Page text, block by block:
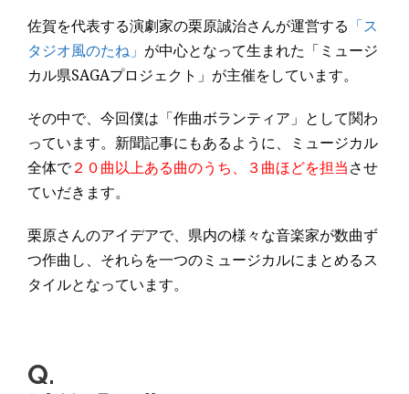
佐賀を代表する演劇家の栗原誠治さんが運営する 「ス
タジオ風のたね」 が中心となって生まれた「ミュージ
カル県SAGAプロジェクト」が主催をしています。
その中で、今回僕は「作曲ボランティア」として関わ
っています。新聞記事にもあるように、ミュージカル
全体で２０曲以上ある曲のうち、３曲ほどを担当させ
ていだきます。
栗原さんのアイデアで、県内の様々な音楽家が数曲ず
つ作曲し、それらを一つのミュージカルにまとめるス
タイルとなっています。
Q.